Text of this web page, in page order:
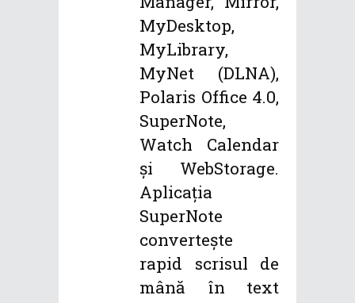
MyDesktop,
MyLibrary,
MyNet (DLNA),
Polaris Office 4.0,
SuperNote,
Watch Calendar
și WebStorage.
Aplicația
SuperNote
convertește
rapid scrisul de
mână în text